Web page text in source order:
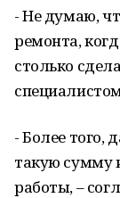
- Не думаю,
ремонта,
столько
- Более того,
такую сумму
работы, –